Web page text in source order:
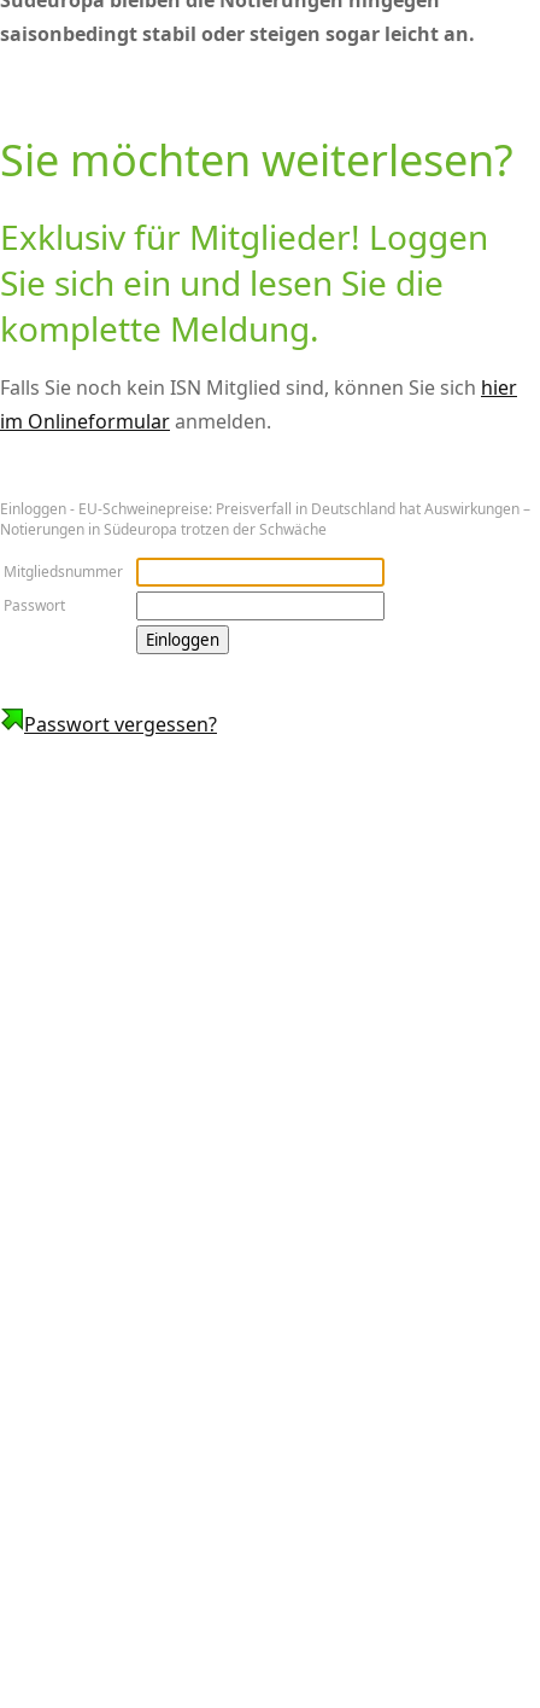
saisonbedingt stabil oder steigen sogar leicht an.
Sie möchten weiterlesen?
Exklusiv für Mitglieder! Loggen
Sie sich ein und lesen Sie die
komplette Meldung.
Falls Sie noch kein ISN Mitglied sind, können Sie sich hier
im Onlineformularanmelden.
Ein­log­gen - EU-Schweinepreise: Preisverfall in Deutschland hat Auswirkungen –
Notierungen in Südeuropa trotzen der Schwäche
Mitgliedsnummer
Passwort
Passwort vergessen?